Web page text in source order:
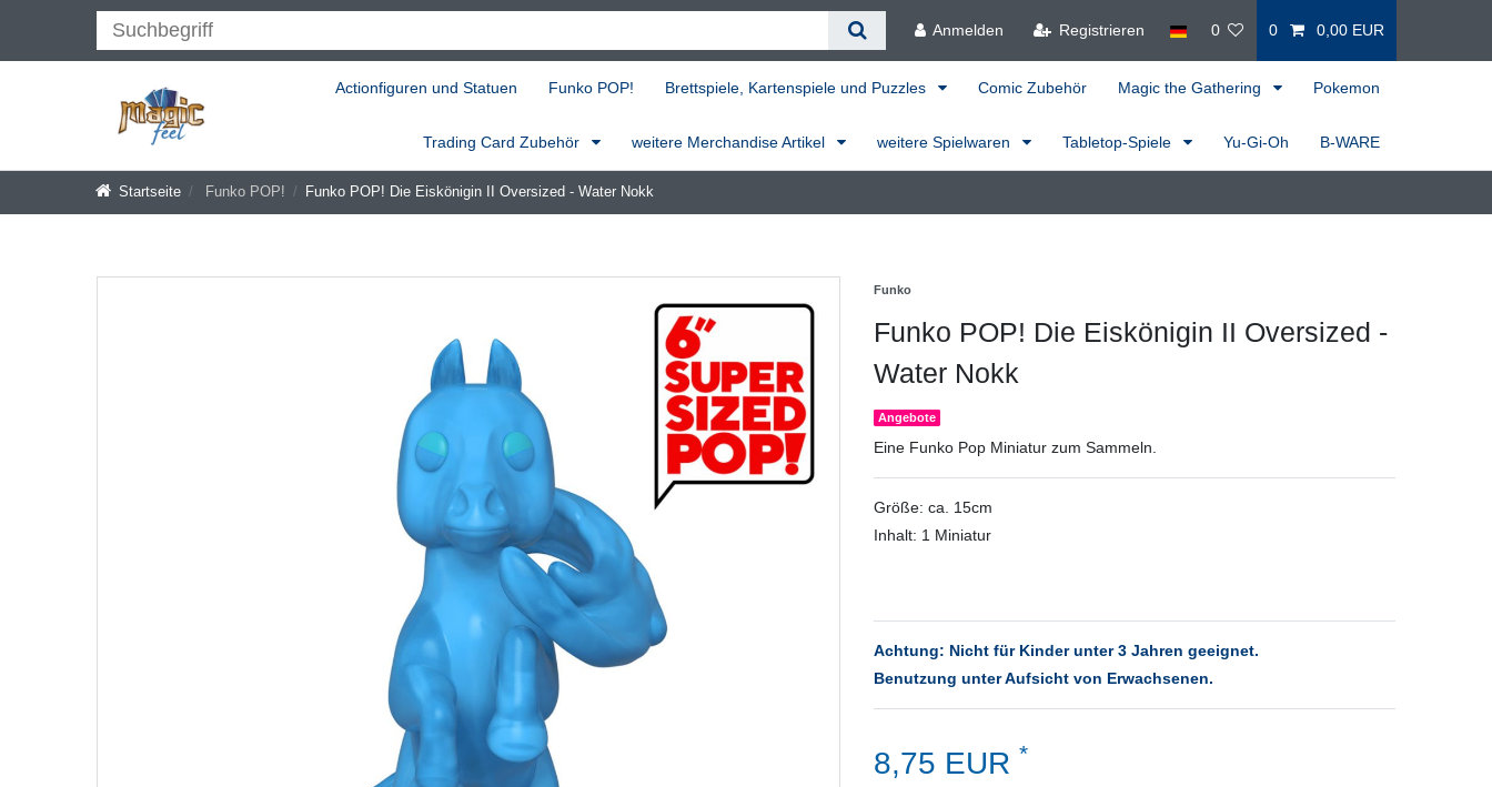
Anmelden Registrieren 0 0 0,00 EUR
Actionfiguren und Statuen Funko POP! Brettspiele, Kartenspiele und Puzzles Comic Zubehör Magic the Gathering Pokemon
Trading Card Zubehör weitere Merchandise Artikel weitere Spielwaren Tabletop-Spiele Yu-Gi-Oh B-WARE
Startseite Funko POP! Funko POP! Die Eiskönigin II Oversized - Water Nokk
Funko
Funko POP! Die Eiskönigin II Oversized -
Water Nokk
Angebote
Eine Funko Pop Miniatur zum Sammeln.
Größe: ca. 15cm
Inhalt: 1 Miniatur
Achtung: Nicht für Kinder unter 3 Jahren geeignet.
Benutzung unter Aufsicht von Erwachsenen.
8,75 EUR *